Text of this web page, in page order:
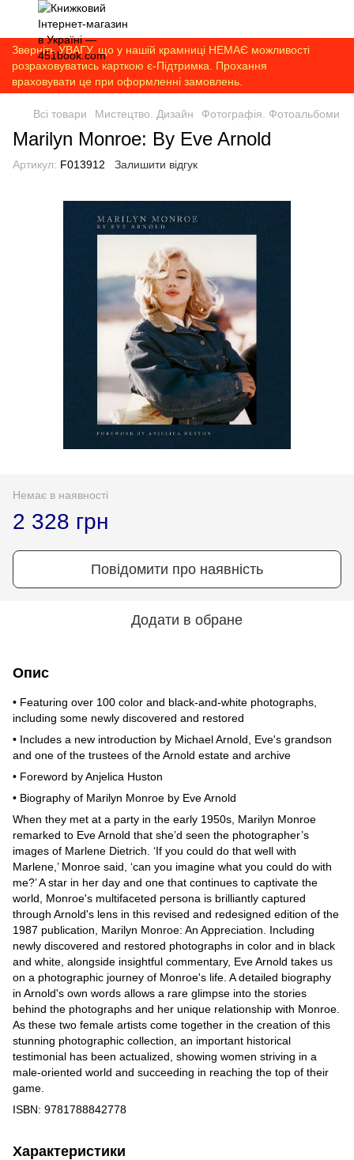
Зверніть УВАГУ, що у нашій крамниці НЕМАЄ можливості
розраховуватись карткою є-Підтримка. Прохання
враховувати це при оформленні замовлень.
Всі товари Мистецтво. Дизайн Фотографія. Фотоальбоми
Marilyn Monroe: By Eve Arnold
Артикул: F013912 Залишити відгук
Немає в наявності
2 328 грн
Повідомити про наявність
Додати в обране
Опис
• Featuring over 100 color and black-and-white photographs,
including some newly discovered and restored
• Includes a new introduction by Michael Arnold, Eve's grandson
and one of the trustees of the Arnold estate and archive
• Foreword by Anjelica Huston
• Biography of Marilyn Monroe by Eve Arnold
When they met at a party in the early 1950s, Marilyn Monroe
remarked to Eve Arnold that she’d seen the photographer’s
images of Marlene Dietrich. ‘If you could do that well with
Marlene,’ Monroe said, ‘can you imagine what you could do with
me?’ A star in her day and one that continues to captivate the
world, Monroe's multifaceted persona is brilliantly captured
through Arnold's lens in this revised and redesigned edition of the
1987 publication, Marilyn Monroe: An Appreciation. Including
newly discovered and restored photographs in color and in black
and white, alongside insightful commentary, Eve Arnold takes us
on a photographic journey of Monroe's life. A detailed biography
in Arnold's own words allows a rare glimpse into the stories
behind the photographs and her unique relationship with Monroe.
As these two female artists come together in the creation of this
stunning photographic collection, an important historical
testimonial has been actualized, showing women striving in a
male-oriented world and succeeding in reaching the top of their
game.
ISBN: 9781788842778
Характеристики